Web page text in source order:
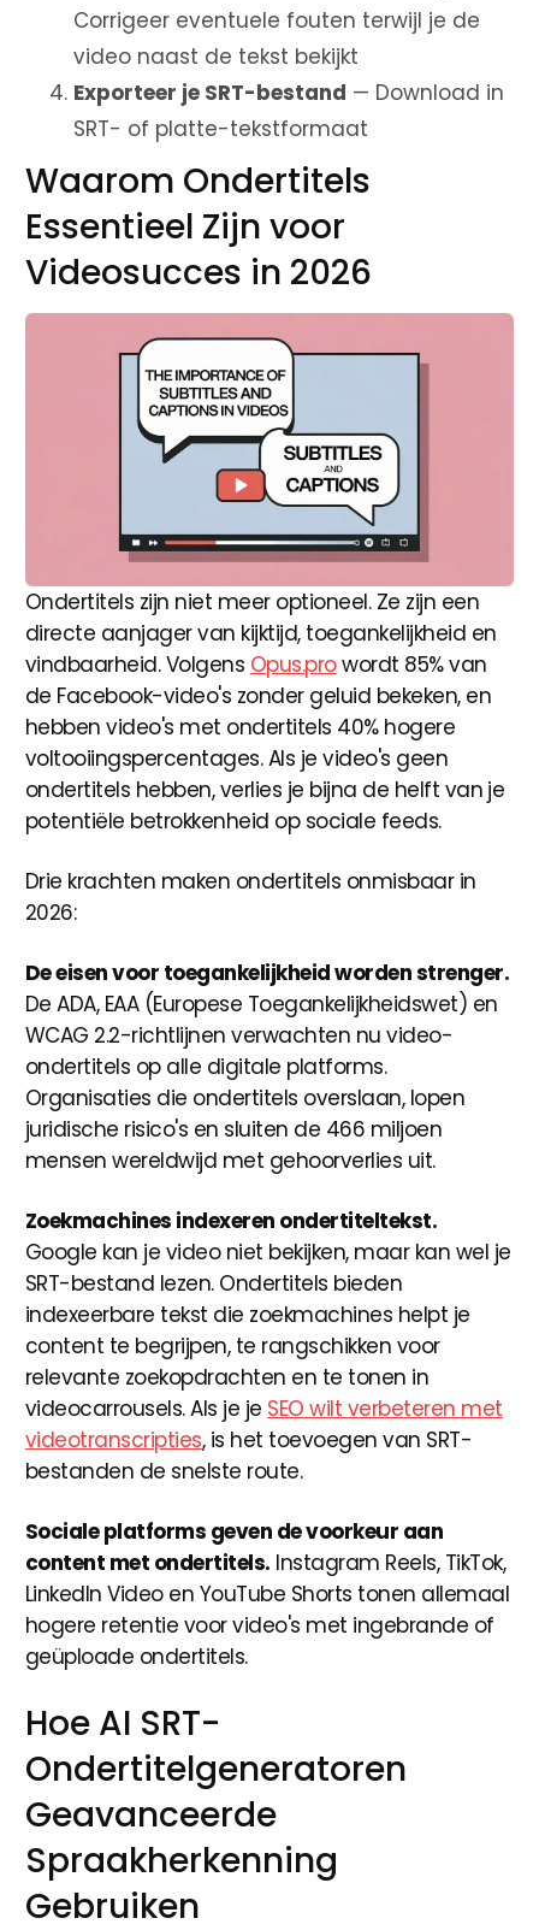
Corrigeer eventuele fouten terwijl je de
video naast de tekst bekijkt
Exporteer je SRT-bestand — Download in
SRT- of platte-tekstformaat
Waarom Ondertitels
Essentieel Zijn voor
Videosucces in 2026
Ondertitels zijn niet meer optioneel. Ze zijn een
directe aanjager van kijktijd, toegankelijkheid en
vindbaarheid. Volgens Opus.prowordt 85% van
de Facebook-video's zonder geluid bekeken, en
hebben video's met ondertitels 40% hogere
voltooiingspercentages. Als je video's geen
ondertitels hebben, verlies je bijna de helft van je
potentiële betrokkenheid op sociale feeds.
Drie krachten maken ondertitels onmisbaar in
2026:
De eisen voor toegankelijkheid worden strenger.
De ADA, EAA (Europese Toegankelijkheidswet) en
WCAG 2.2-richtlijnen verwachten nu video-
ondertitels op alle digitale platforms.
Organisaties die ondertitels overslaan, lopen
juridische risico's en sluiten de 466 miljoen
mensen wereldwijd met gehoorverlies uit.
Zoekmachines indexeren ondertiteltekst.
Google kan je video niet bekijken, maar kan wel je
SRT-bestand lezen. Ondertitels bieden
indexeerbare tekst die zoekmachines helpt je
content te begrijpen, te rangschikken voor
relevante zoekopdrachten en te tonen in
videocarrousels. Als je je SEO wilt verbeteren met
videotranscripties, is het toevoegen van SRT-
bestanden de snelste route.
Sociale platforms geven de voorkeur aan
content met ondertitels. Instagram Reels, TikTok,
LinkedIn Video en YouTube Shorts tonen allemaal
hogere retentie voor video's met ingebrande of
geüploade ondertitels.
Hoe AI SRT-
Ondertitelgeneratoren
Geavanceerde
Spraakherkenning
Gebruiken